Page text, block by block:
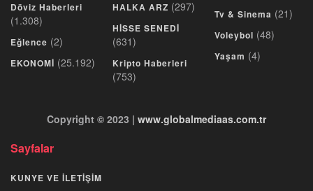
Döviz Haberleri
(1.308)
Eğlence (2)
EKONOMİ (25.192)
HALKA ARZ (297)
HİSSE SENEDİ
(631)
Kripto Haberleri
(753)
Tv & Sinema (21)
Voleybol (48)
Yaşam (4)
Copyright © 2023 | www.globalmediaas.com.tr
Sayfalar
KUNYE VE İLETİŞİM